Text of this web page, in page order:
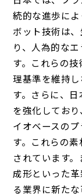
続的な進歩に
ボット技術は
り、人為的な
す。これらの
理基準を維持
す。さらに、
を強化してお
イオベースの
す。これらの
されています
成形といった
る業界に新たな